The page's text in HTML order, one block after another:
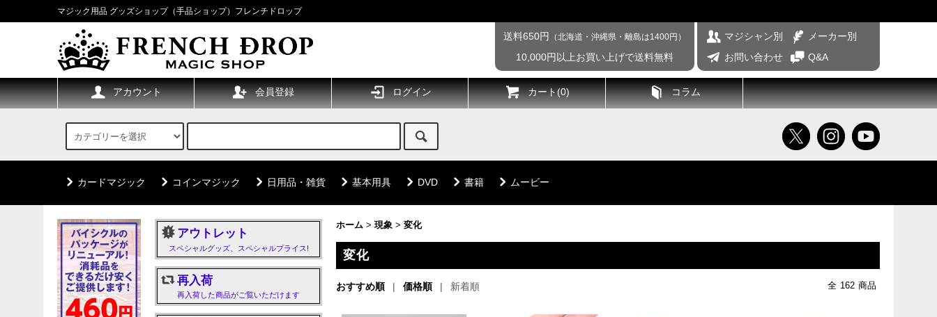
マジック用品 グッズショップ（手品ショップ）フレンチドロップ
送料650円 （北海道・沖縄県・離島は1400円）
10,000円以上お買い上げで送料無料
マジシャン別
メーカー別
お問い合わせ
Q&A
アカウント 会員登録 ログイン カート(0) コラム
カードマジック コインマジック 日用品・雑貨 基本用具 DVD 書籍 ムービー
ホーム > 現象 > 変化
変化
おすすめ順 価格順 新着順 全 162 商品
アウトレット
スペシャルグッズ、スペシャルプライス!
再入荷
再入荷した商品がご覧いただけます